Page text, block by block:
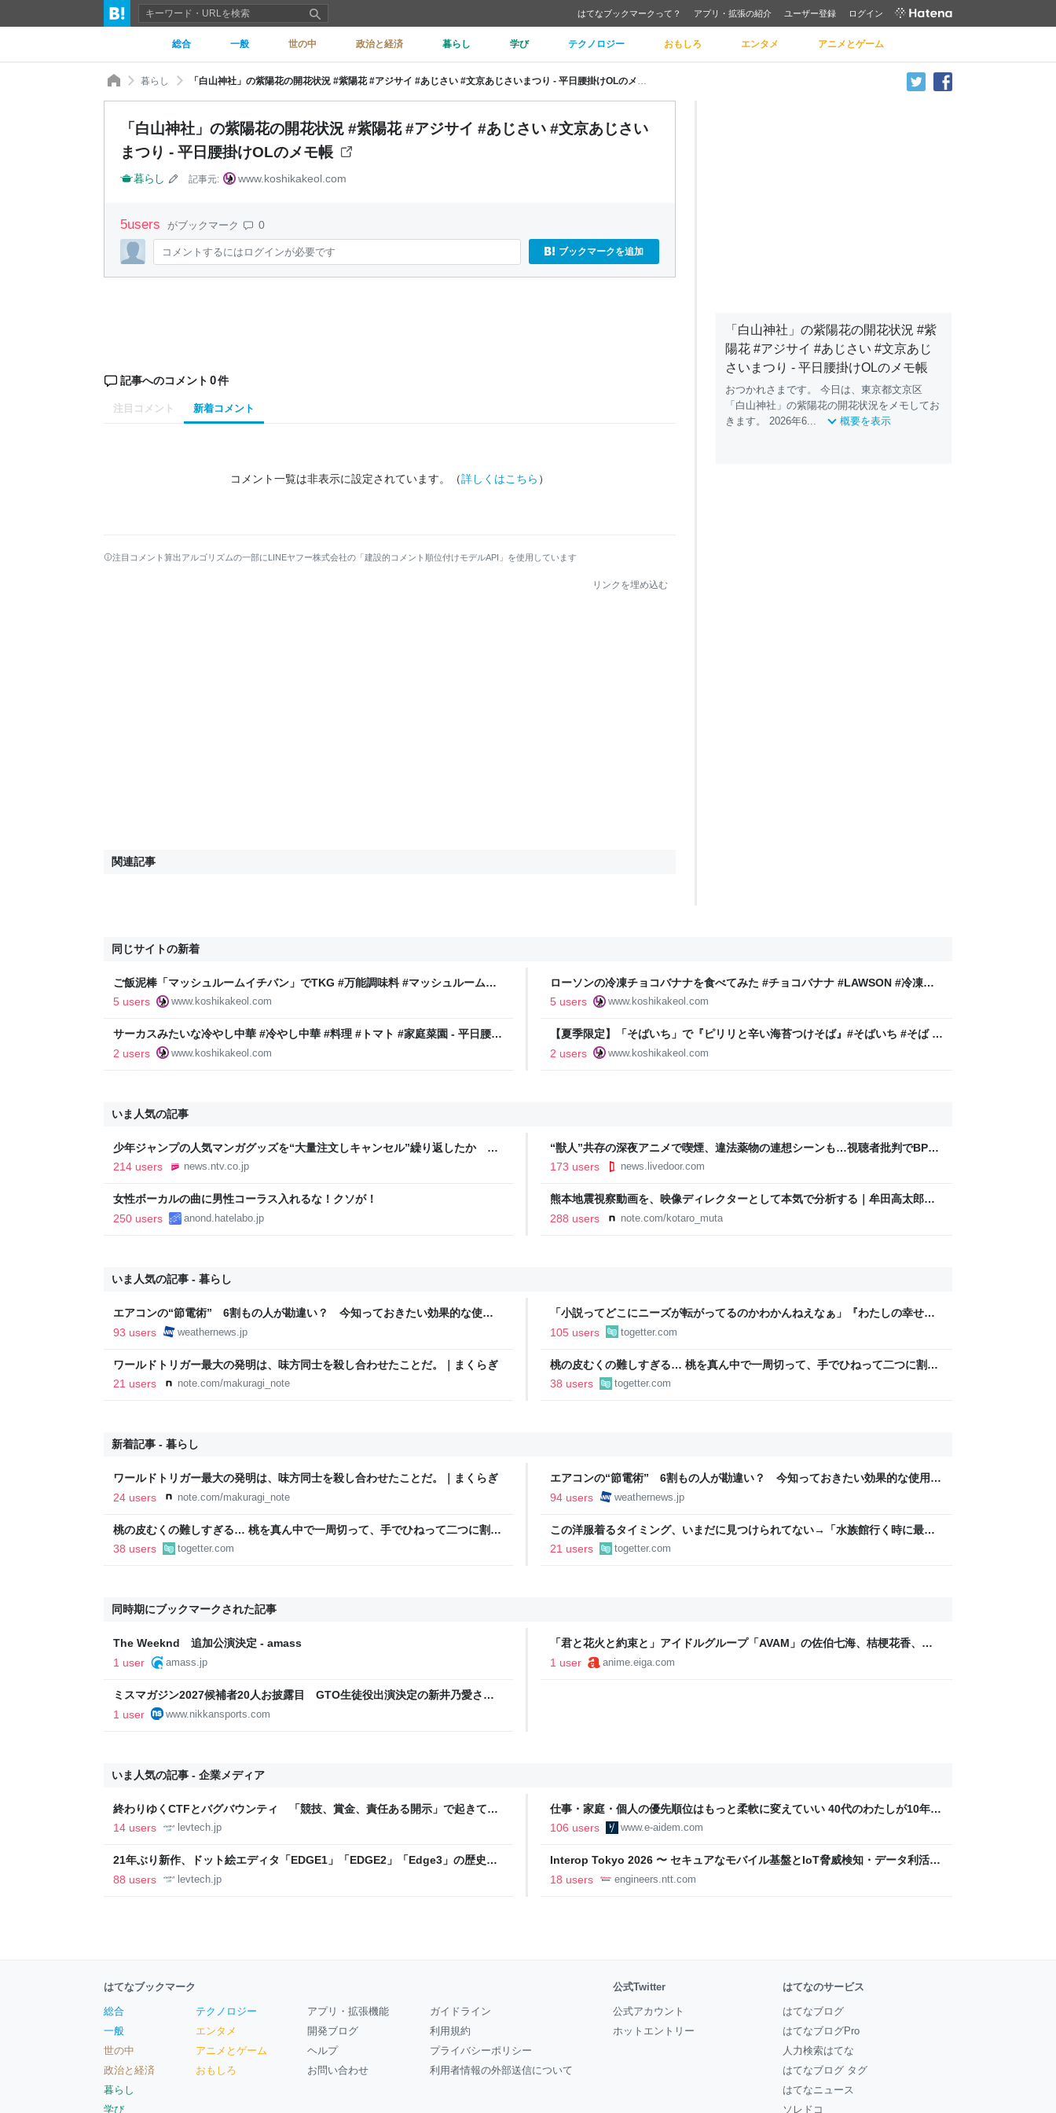
はてなブックマークって？ アプリ・拡張の紹介 ユーザー登録 ログイン
総合 一般 世の中 政治と経済 暮らし 学び テクノロジー おもしろ エンタメ アニメとゲーム
暮らし
「白山神社」の紫陽花の開花状況 #紫陽花 #アジサイ #あじさい #文京あじさい
まつり - 平日腰掛けOLのメモ帳
暮らし 記事元: www.koshikakeol.com
5users がブックマーク 0
コメントするにはログインが必要です ブックマークを追加
記事へのコメント 0件
注目コメント 新着コメント
コメント一覧は非表示に設定されています。 （詳しくはこちら ）
注目コメント算出アルゴリズムの一部にLINEヤフー株式会社の「建設的コメント順位付けモデルAPI」を使用しています
リンクを埋め込む
関連記事
「白山神社」の紫陽花の開花状況 #紫
陽花 #アジサイ #あじさい #文京あじ
さいまつり - 平日腰掛けOLのメモ帳
おつかれさまです。 今日は、東京都文京区
「白山神社」の紫陽花の開花状況をメモしてお
きます。 2026年6...
概要を表示
同じサイトの新着
ご飯泥棒「マッシュルームイチバン」でTKG #万能調味料 #マッシュルームイ
チバン #料理 - 平日腰掛けOLのメモ帳
5 users www.koshikakeol.com
ローソンの冷凍チョコバナナを食べてみた #チョコバナナ #LAWSON #冷凍チ
ョコバナナ - 平日腰掛けOLのメモ帳
5 users www.koshikakeol.com
サーカスみたいな冷やし中華 #冷やし中華 #料理 #トマト #家庭菜園 - 平日腰掛
けOLのメモ帳
2 users www.koshikakeol.com
【夏季限定】「そばいち」で『ピリリと辛い海苔つけそば』#そばいち #そば #
ピリリと辛い海苔つけそば - 平日腰掛けOLのメモ帳
2 users www.koshikakeol.com
いま人気の記事
少年ジャンプの人気マンガグッズを“大量注文しキャンセル”繰り返したか 女
逮捕 総額43億円以上（2026年8月6日掲載）｜日テレNEWS NNN
214 users news.ntv.co.jp
“獣人”共存の深夜アニメで喫煙、違法薬物の連想シーンも…視聴者批判でBPO
議論「紛らわしいことは放送しないほうが」 - ライブドアニュース
173 users news.livedoor.com
女性ボーカルの曲に男性コーラス入れるな！クソが！
250 users
anond.hatelabo.jp
熊本地震視察動画を、映像ディレクターとして本気で分析する｜牟田高太郎｜
映像で、想いをつなぐ
288 users note.com/kotaro_muta
いま人気の記事 - 暮らし
エアコンの“節電術” 6割もの人が勘違い？ 今知っておきたい効果的な使用
法 - ウェザーニュース
93 users weathernews.jp
「小説ってどこにニーズが転がってるのかわかんねえなぁ」『わたしの幸せな
結婚』のド直球ざまあ系シンデレラストーリーが若者にヒットしているという
105 users togetter.com
ワールドトリガー最大の発明は、味方同士を殺し合わせたことだ。｜まくらぎ
21 users
note.com/makuragi_note
桃の皮むくの難しすぎる… 桃を真ん中で一周切って、手でひねって二つに割れ
ばいけるとのことでやってみたら、「あっ、これダメだ」となった→数々のア
ドバイスが寄せられる
38 users togetter.com
新着記事 - 暮らし
ワールドトリガー最大の発明は、味方同士を殺し合わせたことだ。｜まくらぎ
24 users
note.com/makuragi_note
エアコンの“節電術” 6割もの人が勘違い？ 今知っておきたい効果的な使用法
- ウェザーニュース
94 users weathernews.jp
桃の皮むくの難しすぎる… 桃を真ん中で一周切って、手でひねって二つに割れ
ばいけるとのことでやってみたら、「あっ、これダメだ」となった→数々のア
38 users togetter.com
この洋服着るタイミング、いまだに見つけられてない→「水族館行く時に最
適」「これで…授業参観に出ました」
21 users togetter.com
同時期にブックマークされた記事
The Weeknd 追加公演決定 - amass
1 user
amass.jp
「君と花火と約束と」アイドルグループ「AVAM」の佐伯七海、桔梗花香、姫
宮ゆかが出演決定 主人公のクラスメイト役
1 user anime.eiga.com
ミスマガジン2027候補者20人お披露目 GTO生徒役出演決定の新井乃愛さん
は殺陣を披露 - 芸能 : 日刊スポーツ
1 user www.nikkansports.com
いま人気の記事 - 企業メディア
終わりゆくCTFとバグバウンティ 「競技、賞金、責任ある開示」で起きてい
ること【フォーカス】 - レバテックLAB
14 users levtech.jp
仕事・家庭・個人の優先順位はもっと柔軟に変えていい 40代のわたしが10年後
の自分に伝えたいこと - りっすん by イーアイデム
106 users www.e-aidem.com
21年ぶり新作、ドット絵エディタ「EDGE1」「EDGE2」「Edge3」の歴史に
ついて作者に聞く【フォーカス】 - レバテックLAB
88 users levtech.jp
Interop Tokyo 2026 〜 セキュアなモバイル基盤とIoT脅威検知・データ利活用
への取り組み 〜 - NTT docomo Business Engineers' Blog
18 users engineers.ntt.com
はてなブックマーク
総合
一般
世の中
政治と経済
暮らし
学び
テクノロジー
エンタメ
アニメとゲーム
おもしろ
アプリ・拡張機能
開発ブログ
ヘルプ
お問い合わせ
ガイドライン
利用規約
プライバシーポリシー
利用者情報の外部送信について
公式Twitter
公式アカウント
ホットエントリー
はてなのサービス
はてなブログ
はてなブログPro
人力検索はてな
はてなブログ タグ
はてなニュース
ソレドコ